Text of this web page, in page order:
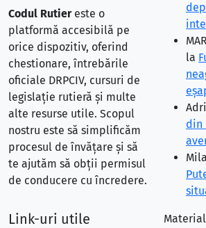
Codul Rutiereste o
platformă accesibilă pe
orice dispozitiv, oferind
chestionare, întrebările
oficiale DRPCIV, cursuri de
legislație rutieră și multe
alte resurse utile. Scopul
nostru este să simplificăm
procesul de învățare și să
te ajutăm să obții permisul
de conducere cu încredere.
la
din
Link-uri utile